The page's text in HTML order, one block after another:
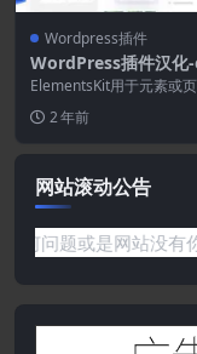
Wordpress插件
WordPress插件汉化
ntskit-
r页面生成器的插件
ElementsKit用于元素或
器，带有页眉构建器、页
器、Mega...
2 年前
网站滚动公告
果遇到任何问题或